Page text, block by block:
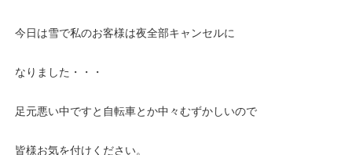
今日は雪で私のお客様は夜全部キャンセルに
なりました・・・
足元悪い中ですと自転車とか中々むずかしいので
皆様お気を付けください。